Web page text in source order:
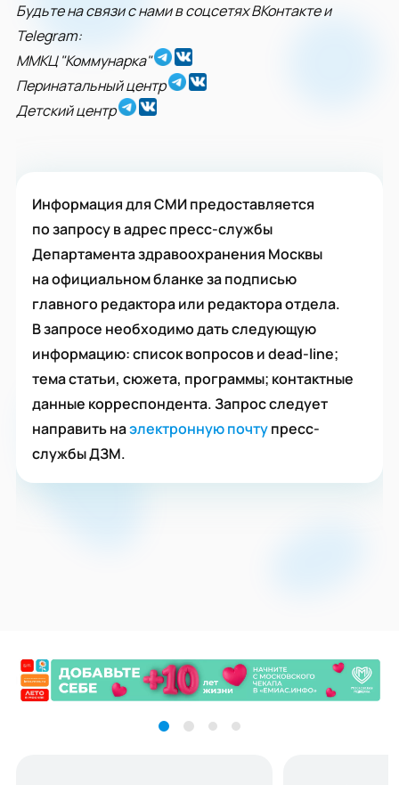
Будьте на связи с нами в соцсетях ВКонтакте и
Telegram:
ММКЦ "Коммунарка"
Перинатальный центр
Детский центр
Информация для СМИ предоставляется
по запросу в адрес пресс-службы
Департамента здравоохранения Москвы
на официальном бланке за подписью
главного редактора или редактора отдела.
В запросе необходимо дать следующую
информацию: список вопросов и dead-line;
тема статьи, сюжета, программы; контактные
данные корреспондента. Запрос следует
направить наэлектронную почтупресс-
службы ДЗМ.